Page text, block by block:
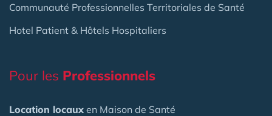
Communauté Professionnelles Territoriales de Santé
Hotel Patient & Hôtels Hospitaliers
Pour les Professionnels
Location locaux en Maison de Santé